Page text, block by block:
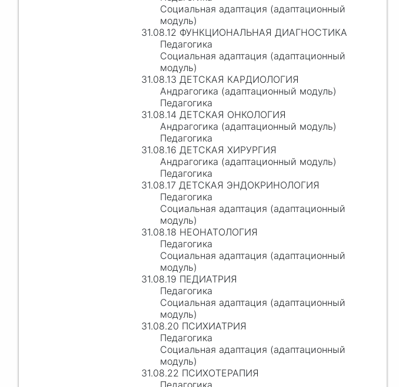
Социальная адаптация (адаптационный
модуль)
31.08.12 ФУНКЦИОНАЛЬНАЯ ДИАГНОСТИКА
Педагогика
Социальная адаптация (адаптационный
модуль)
31.08.13 ДЕТСКАЯ КАРДИОЛОГИЯ
Андрагогика (адаптационный модуль)
Педагогика
31.08.14 ДЕТСКАЯ ОНКОЛОГИЯ
Андрагогика (адаптационный модуль)
Педагогика
31.08.16 ДЕТСКАЯ ХИРУРГИЯ
Андрагогика (адаптационный модуль)
Педагогика
31.08.17 ДЕТСКАЯ ЭНДОКРИНОЛОГИЯ
Педагогика
Социальная адаптация (адаптационный
модуль)
31.08.18 НЕОНАТОЛОГИЯ
Педагогика
Социальная адаптация (адаптационный
модуль)
31.08.19 ПЕДИАТРИЯ
Педагогика
Социальная адаптация (адаптационный
модуль)
31.08.20 ПСИХИАТРИЯ
Педагогика
Социальная адаптация (адаптационный
модуль)
31.08.22 ПСИХОТЕРАПИЯ